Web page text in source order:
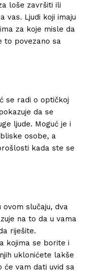
loše završiti ili
vas. Ljudi koji imaju
za koje misle da
to povezano sa
se radi o optičkoj
da se
ljude. Moguć je i
osobe, a
kada ste se
slučaju, dva
na to da u vama
riješite.
kojima se borite i
uklonićete lakše
vam dati uvid sa